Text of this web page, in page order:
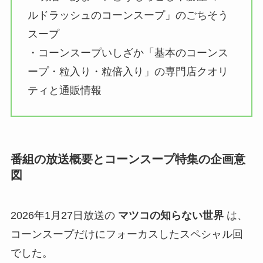
ルドラッシュのコーンスープ」のごちそう
スープ
・コーンスープいしざか「基本のコーンス
ープ・粒入り・粒倍入り」の専門店クオリ
ティと通販情報
番組の放送概要とコーンスープ特集の企画意
図
2026年1月27日放送の マツコの知らない世界は、
コーンスープだけにフォーカスしたスペシャル回
でした。